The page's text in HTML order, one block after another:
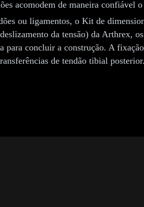
acomodem de maneira confiável
ou ligamentos, o Kit de
da tensão) da Arthrex,
para concluir a construção. A
de tendão tibial posterior.